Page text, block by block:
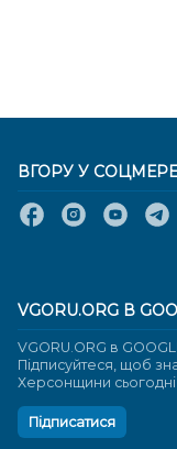
ВГОРУ У
VGORU.ORG В
VGORU.ORG в
Підписуйтеся, щоб
Херсонщини сьогодні
Підписатися